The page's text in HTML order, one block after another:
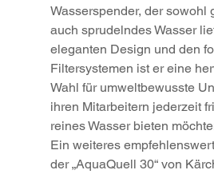
Wasserspender, der sowohl
auch sprudelndes Wasser
eleganten Design und den
Filtersystemen ist er eine
Wahl für umweltbewusste
ihren Mitarbeitern jederzeit
reines Wasser bieten
Ein weiteres
der „AquaQuell 30“ von